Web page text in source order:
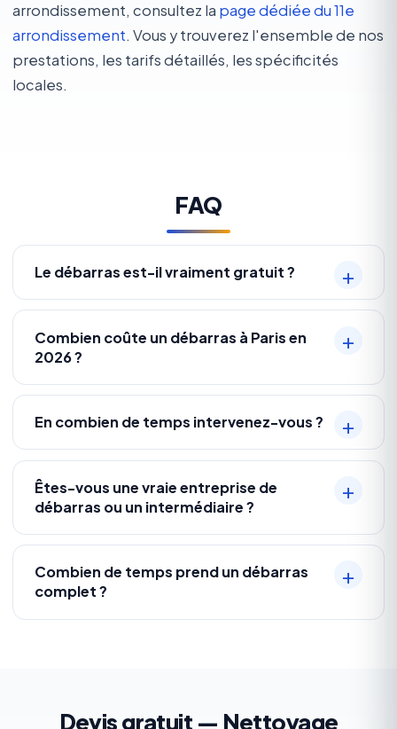
arrondissement, consultez la page dédiée du 11e
arrondissement. Vous y trouverez l'ensemble de nos
prestations, les tarifs détaillés, les spécificités
locales.
FAQ
Le débarras est-il vraiment gratuit ?
Combien coûte un débarras à Paris en
2026 ?
En combien de temps intervenez-vous ?
Êtes-vous une vraie entreprise de
débarras ou un intermédiaire ?
Combien de temps prend un débarras
complet ?
Devis gratuit — Nettoyage